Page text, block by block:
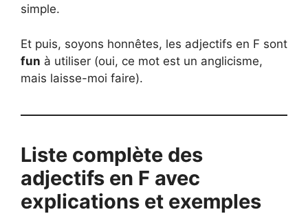
simple.
Et puis, soyons honnêtes, les adjectifs en F sont
fun à utiliser (oui, ce mot est un anglicisme,
mais laisse-moi faire).
Liste complète des
adjectifs en F avec
explications et exemples